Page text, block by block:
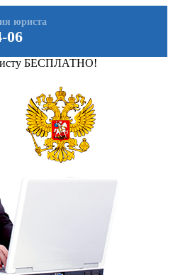
06
юриста
БЕСПЛАТНО!